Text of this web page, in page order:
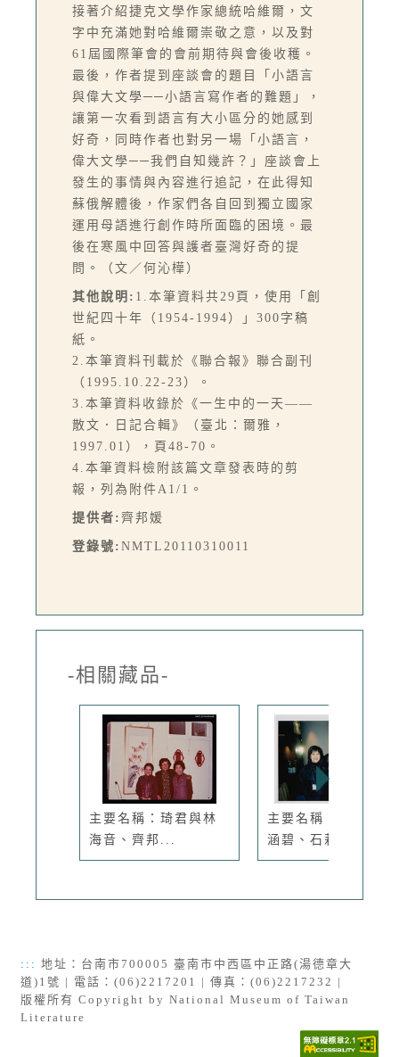
接著介紹捷克文學作家總統哈維爾，文
字中充滿她對哈維爾崇敬之意，以及對
61屆國際筆會的會前期待與會後收穫。
最後，作者提到座談會的題目「小語言
與偉大文學──小語言寫作者的難題」，
讓第一次看到語言有大小區分的她感到
好奇，同時作者也對另一場「小語言，
偉大文學──我們自知幾許？」座談會上
發生的事情與內容進行追記，在此得知
蘇俄解體後，作家們各自回到獨立國家
運用母語進行創作時所面臨的困境。最
後在寒風中回答與護者臺灣好奇的提
問。（文／何沁樺）
其他說明: 1.本筆資料共29頁，使用「創
世紀四十年（1954-1994）」300字稿
紙。
2.本筆資料刊載於《聯合報》聯合副刊
（1995.10.22-23）。
3.本筆資料收錄於《一生中的一天——
散文．日記合輯》（臺北：爾雅，
1997.01），頁48-70。
4.本筆資料檢附該篇文章發表時的剪
報，列為附件A1/1。
提供者: 齊邦媛
登錄號: NMTL20110310011
-相關藏品-
主要名稱：琦君與林
海音、齊邦...
主要名稱：羅蘭與吳
涵碧、石莉...
::: 地址：台南市700005 臺南市中西區中正路(湯德章大
道)1號 | 電話：(06)2217201 | 傳真：(06)2217232 |
版權所有 Copyright by National Museum of Taiwan
Literature